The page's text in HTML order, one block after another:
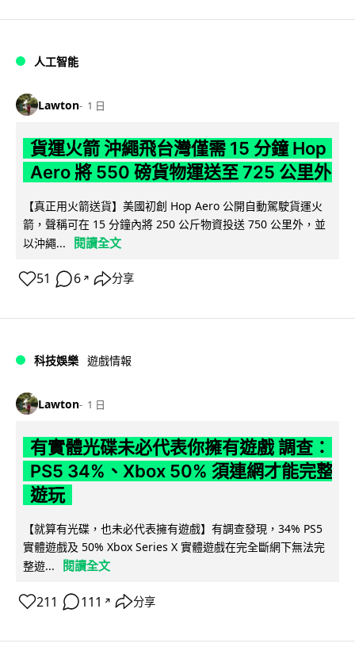
人工智能
Lawton 1 日
貨運火箭 沖繩飛台灣僅需 15 分鐘 Hop
Aero 將 550 磅貨物運送至 725 公里外
【真正用火箭送貨】美國初創 Hop Aero 公開自動駕駛貨運火
箭，聲稱可在 15 分鐘內將 250 公斤物資投送 750 公里外，並
以沖繩...
閱讀全文
51 6 ↗ 分享
科技娛樂 遊戲情報
Lawton 1 日
有實體光碟未必代表你擁有遊戲 調查：
PS5 34%、Xbox 50% 須連網才能完整
遊玩
【就算有光碟，也未必代表擁有遊戲】有調查發現，34% PS5
實體遊戲及 50% Xbox Series X 實體遊戲在完全斷網下無法完
整遊...
閱讀全文
211 111 ↗ 分享